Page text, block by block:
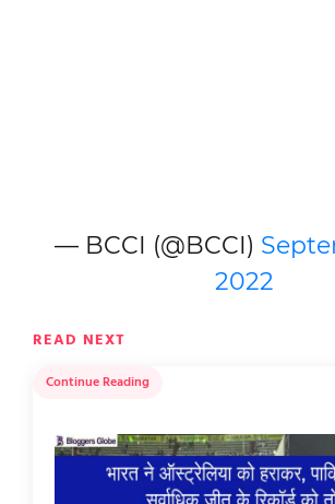
— BCCI (@BCCI)
2022
READ NEXT
Continue Reading